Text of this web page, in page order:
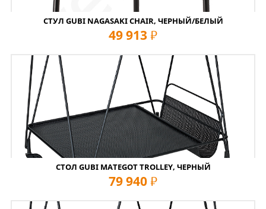
СТУЛ GUBI NAGASAKI CHAIR, ЧЕРНЫЙ/БЕЛЫЙ
49 913 руб
СТОЛ GUBI MATEGOT TROLLEY, ЧЕРНЫЙ
79 940 руб